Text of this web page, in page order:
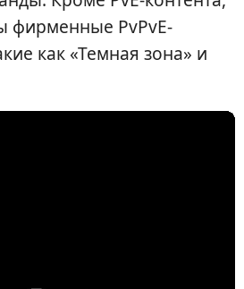
фирменные PvPvE-
как «Темная зона» и